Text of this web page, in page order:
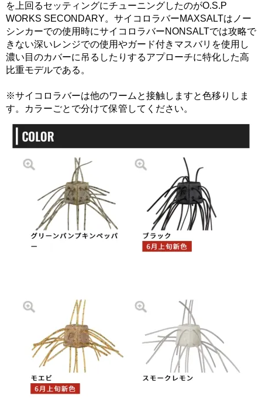
を上回るセッティングにチューニングしたのがO.S.P
WORKS SECONDARY。サイコロラバーMAXSALTはノー
シンカーでの使用時にサイコロラバーNONSALTでは攻略で
きない深いレンジでの使用やガード付きマスバリを使用し
濃い目のカバーに吊るしたりするアプローチに特化した高
比重モデルである。
※サイコロラバーは他のワームと接触しますと色移りしま
す。カラーごとで分けて保管してください。